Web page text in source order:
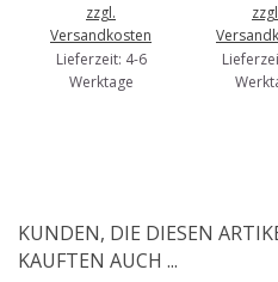
zzgl.
Versandkosten
Lieferzeit: 4-6
Werktage
KUNDEN, DIE DIESEN
KAUFTEN AUCH ...